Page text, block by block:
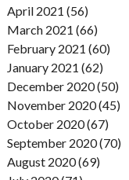
April 2021 (56)
March 2021 (66)
February 2021 (60)
January 2021 (62)
December 2020 (50)
November 2020 (45)
October 2020 (67)
September 2020 (70)
August 2020 (69)